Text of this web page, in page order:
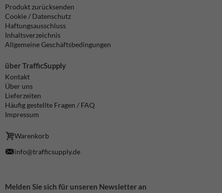
Produkt zurücksenden
Cookie / Datenschutz
Haftungsausschluss
Inhaltsverzeichnis
Allgemeine Geschäftsbedingungen
über TrafficSupply
Kontakt
Über uns
Lieferzeiten
Häufig gestellte Fragen / FAQ
Impressum
Warenkorb
info@trafficsupply.de
Melden Sie sich für unseren Newsletter an